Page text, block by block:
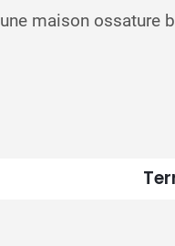
maison ossature